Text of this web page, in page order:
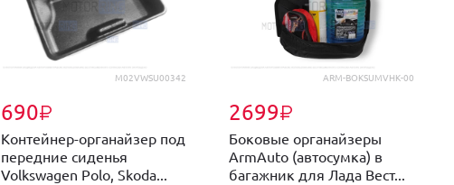
M02VWSU00342
690₽
Контейнер-органайзер под
передние сиденья
Volkswagen Polo, Skoda...
ARM-BOKSUMVHK-00
2699₽
Боковые органайзеры
ArmAuto (автосумка) в
багажник для Лада Вест...